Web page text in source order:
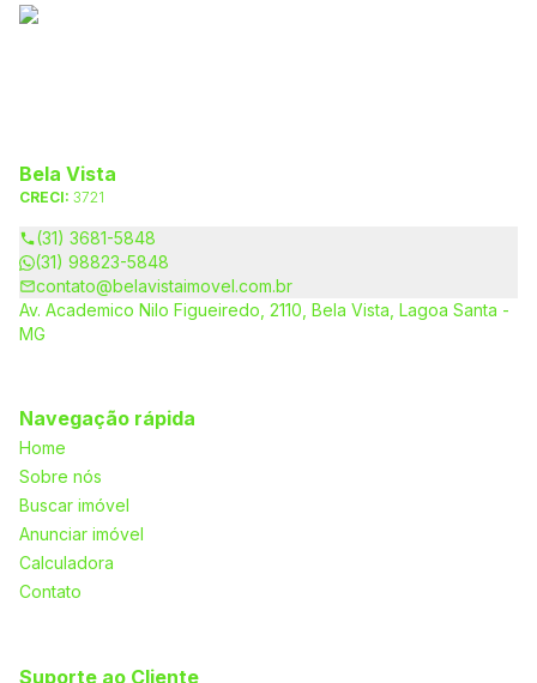
Bela Vista
CRECI: 3721
(31) 3681-5848
(31) 98823-5848
contato@belavistaimovel.com.br
Av. Academico Nilo Figueiredo, 2110, Bela Vista, Lagoa Santa -
MG
Navegação rápida
Home
Sobre nós
Buscar imóvel
Anunciar imóvel
Calculadora
Contato
Suporte ao Cliente